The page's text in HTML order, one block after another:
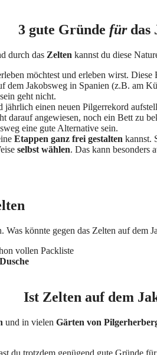
3 gute Gründe fürdas
durch das Zelten kannst du diese
möchtest und erleben wirst.
dem Jakobsweg in Spanien (z.B. am
sein geht nicht.
jährlich einen neuen Pilgerrekord
darauf angewiesen, noch ein Bett zu
eine gute Alternative sein.
Etappen ganz frei gestalten kannst.
selbst wählen. Das kann besonders
könnte gegen das Zelten auf dem
vollen Packliste
Dusche
Ist Zelten auf dem
und in vielen Gärten von
du trotzdem genügend gute Gründe